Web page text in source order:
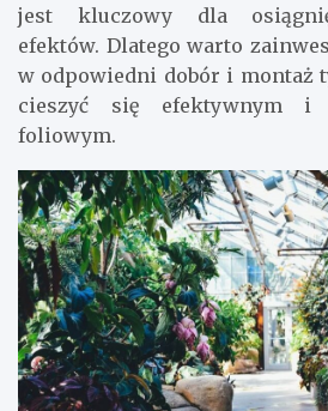
jest kluczowy dla
efektów. Dlatego warto
w odpowiedni dobór i montaż
cieszyć się efektywnym i
foliowym.